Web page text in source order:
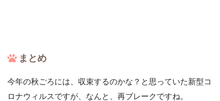
まとめ
今年の秋ごろには、収束するのかな？と思っていた新型コ
ロナウィルスですが、なんと、再ブレークですね。